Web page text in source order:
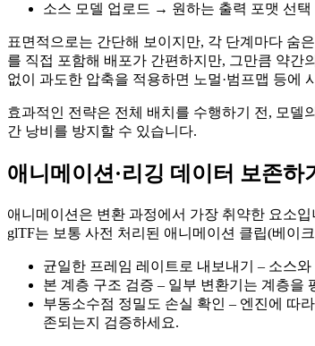
소스 모델 업로드 → 원하는 출력 포맷 선택
표면적으로는 간단해 보이지만, 각 단계마다 숨
를 직접 포함해 배포가 간편하지만, 그만큼 약간
없이 과도한 압축을 적용하면 노멀·범프맵 등에
효과적인 전략은 전체 배치를 수행하기 전, 모델
간 낭비를 방지할 수 있습니다.
애니메이션·리깅 데이터 보존하
애니메이션은 변환 과정에서 가장 취약한 요소
glTF는 보통 사전 처리된 애니메이션 클립(베이
균일한 프레임 레이트로 내보내기
– 소스
본 계층 구조 검증 – 일부 변환기는 계층을
부동소수점 정밀도 손실 확인 – 엔진에 따
존되는지 검증하세요.